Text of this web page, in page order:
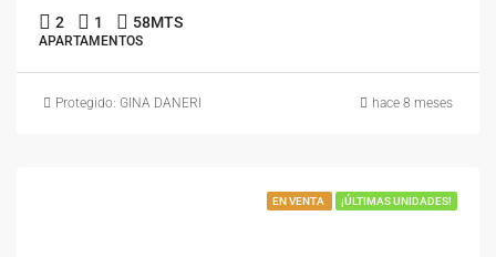
2 1 58MTS
APARTAMENTOS
Protegido: GINA DANERI hace 8 meses
EN VENTA ¡ÚLTIMAS UNIDADES!